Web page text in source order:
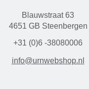
Blauwstraat 63
4651 GB Steenbergen
+31 (0)6 -38080006
info@urnwebshop.nl